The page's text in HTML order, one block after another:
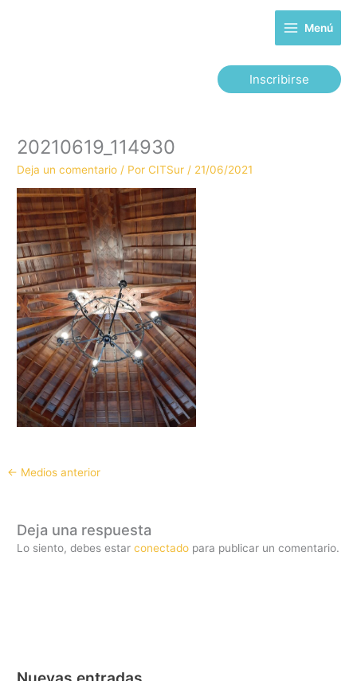
Menú
Inscribirse
20210619_114930
Deja un comentario / PorCITSur / 21/06/2021
← Medios anterior
Deja una respuesta
Lo siento, debes estarconectado para publicar un comentario.